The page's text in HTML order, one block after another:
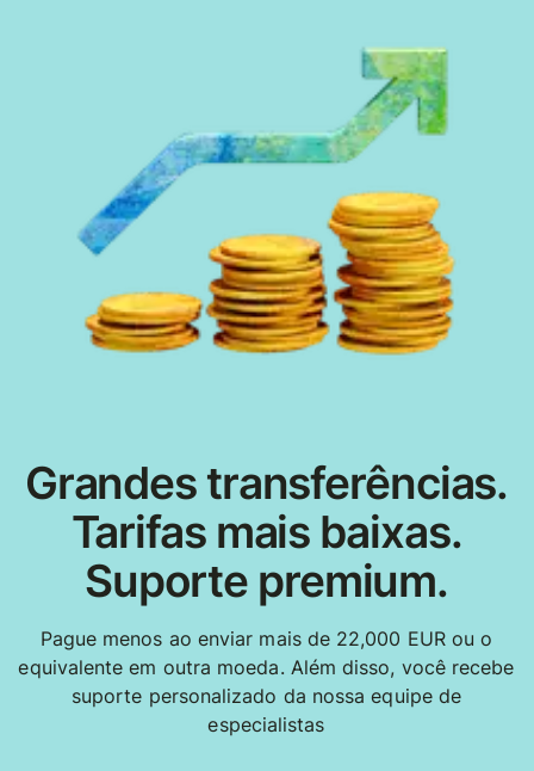
Grandes transferências.
Tarifas mais baixas.
Suporte premium.
Pague menos ao enviar mais de 22,000 EUR ou o
equivalente em outra moeda. Além disso, você recebe
suporte personalizado da nossa equipe de
especialistas